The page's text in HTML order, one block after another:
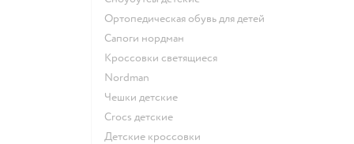
Ортопедическая обувь для детей
Сапоги нордман
Кроссовки светящиеся
Nordman
Чешки детские
Crocs детские
Детские кроссовки